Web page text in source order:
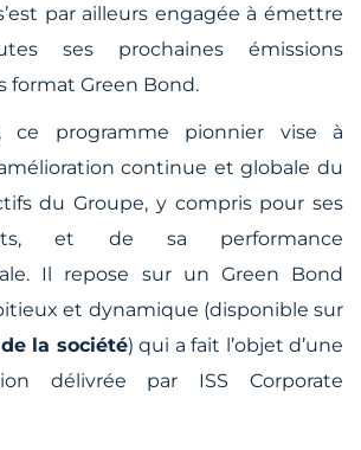
par ailleurs engagée à émettre
ses prochaines émissions
format Green Bond.
ce programme pionnier vise à
continue et globale du
du Groupe, y compris pour ses
et de sa performance
Il repose sur un Green Bond
et dynamique (disponible sur
la société) qui a fait l’objet d’une
délivrée par ISS Corporate